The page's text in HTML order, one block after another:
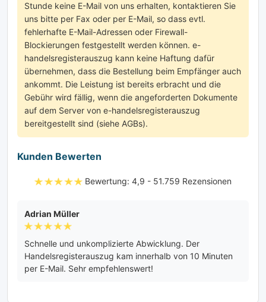
Stunde keine E-Mail von uns erhalten, kontaktieren Sie
uns bitte per Fax oder per E-Mail, so dass evtl.
fehlerhafte E-Mail-Adressen oder Firewall-
Blockierungen festgestellt werden können. e-
handelsregisterauszug kann keine Haftung dafür
übernehmen, dass die Bestellung beim Empfänger auch
ankommt. Die Leistung ist bereits erbracht und die
Gebühr wird fällig, wenn die angeforderten Dokumente
auf dem Server von e-handelsregisterauszug
bereitgestellt sind (siehe AGBs).
Kunden Bewerten
Bewertung: 4,9 - ‎51.759 Rezensionen
Adrian Müller
Schnelle und unkomplizierte Abwicklung. Der
Handelsregisterauszug kam innerhalb von 10 Minuten
per E-Mail. Sehr empfehlenswert!